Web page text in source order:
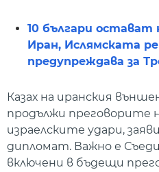
10 българи
Иран, Ислямската
предупреждава за
Казах на иранския
продължи преговорите
израелските удари,
дипломат. Важно е
включени в бъдещи